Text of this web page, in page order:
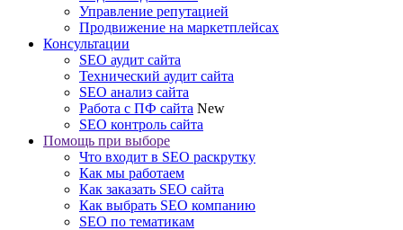
Управление репутацией
Продвижение на маркетплейсах
Консультации
SEO аудит сайта
Технический аудит сайта
SEO анализ сайта
Работа с ПФ сайта New
SEO контроль сайта
Помощь при выборе
Что входит в SEO раскрутку
Как мы работаем
Как заказать SEO сайта
Как выбрать SEO компанию
SEO по тематикам